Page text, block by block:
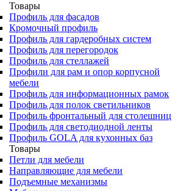
Товары
Профиль для фасадов
Кромочный профиль
Профиль для гардеробных систем
Профиль для перегородок
Профиль для стеллажей
Профили для рам и опор корпусной
мебели
Профиль для информационных рамок
Профиль для полок светильников
Профиль фронтальный для столешниц
Профиль для светодиодной ленты
Профиль GOLA для кухонных баз
Товары
Петли для мебели
Направляющие для мебели
Подъемные механизмы